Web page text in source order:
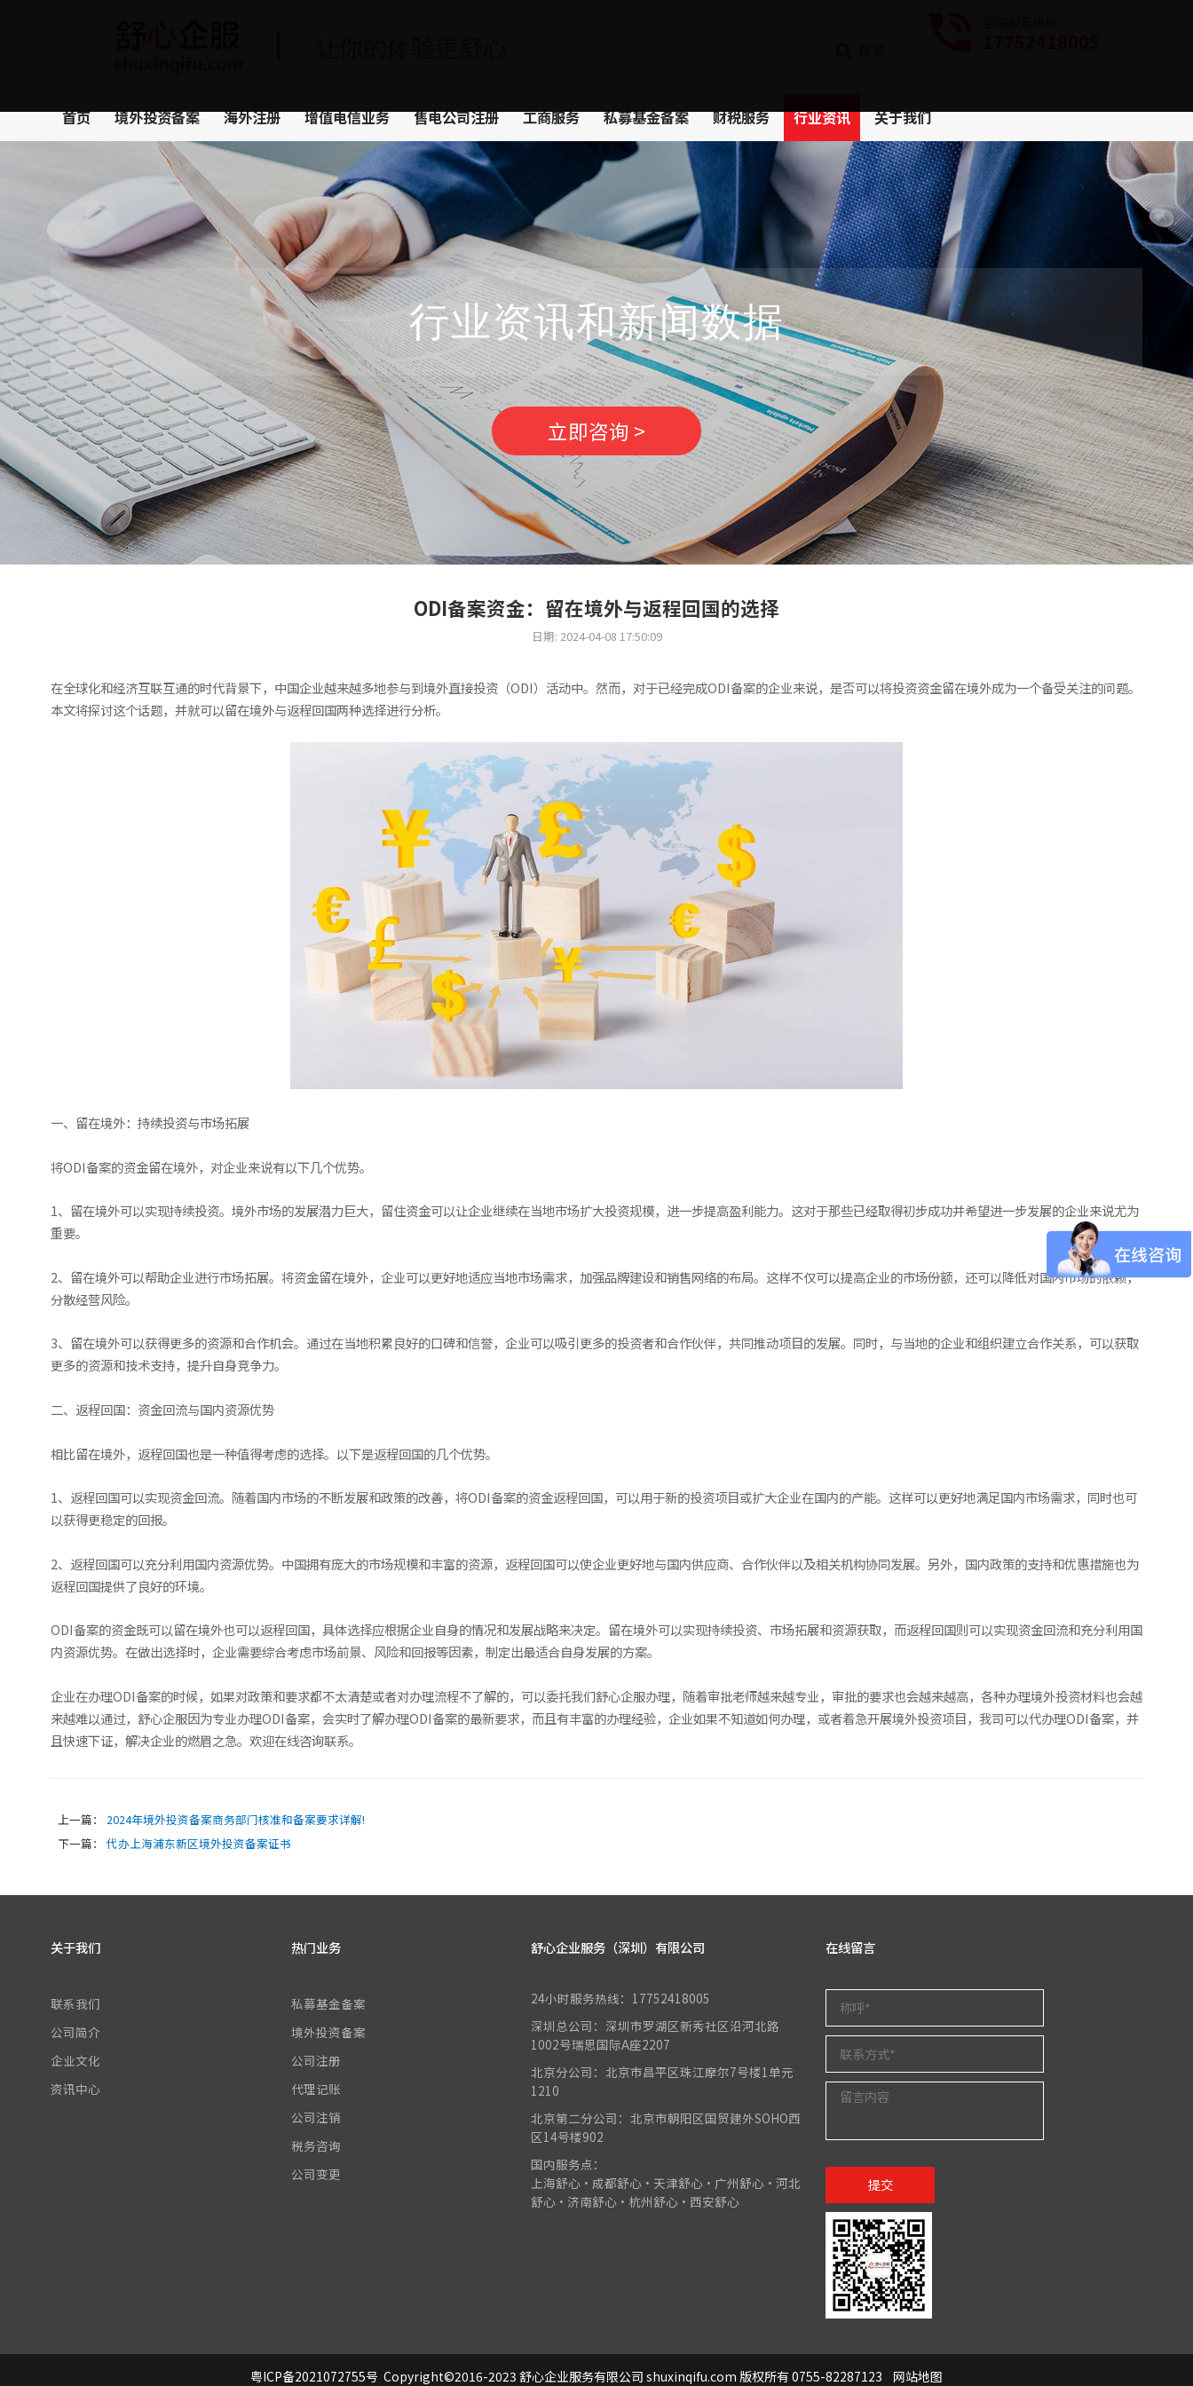
首页 境外投资备案 海外注册 增值电信业务 售电公司注册 工商服务 私募基金备案 财税服务 行业资讯 关于我们
行业资讯和新闻数据
立即咨询 >
ODI备案资金：留在境外与返程回国的选择
日期: 2024-04-08 17:50:09
在全球化和经济互联互通的时代背景下，中国企业越来越多地参与到境外直接投资（ODI）活动中。然而，对于已经完成ODI备案的企业来说，是否可以将投资资金留在境外成为一个备受关注的问题。
本文将探讨这个话题，并就可以留在境外与返程回国两种选择进行分析。
一、留在境外：持续投资与市场拓展
将ODI备案的资金留在境外，对企业来说有以下几个优势。
1、留在境外可以实现持续投资。境外市场的发展潜力巨大，留住资金可以让企业继续在当地市场扩大投资规模，进一步提高盈利能力。这对于那些已经取得初步成功并希望进一步发展的企业来说尤为
重要。
2、留在境外可以帮助企业进行市场拓展。将资金留在境外，企业可以更好地适应当地市场需求，加强品牌建设和销售网络的布局。这样不仅可以提高企业的市场份额，还可以降低对国内市场的依赖，
分散经营风险。
3、留在境外可以获得更多的资源和合作机会。通过在当地积累良好的口碑和信誉，企业可以吸引更多的投资者和合作伙伴，共同推动项目的发展。同时，与当地的企业和组织建立合作关系，可以获取
更多的资源和技术支持，提升自身竞争力。
二、返程回国：资金回流与国内资源优势
相比留在境外，返程回国也是一种值得考虑的选择。以下是返程回国的几个优势。
1、返程回国可以实现资金回流。随着国内市场的不断发展和政策的改善，将ODI备案的资金返程回国，可以用于新的投资项目或扩大企业在国内的产能。这样可以更好地满足国内市场需求，同时也可
以获得更稳定的回报。
2、返程回国可以充分利用国内资源优势。中国拥有庞大的市场规模和丰富的资源，返程回国可以使企业更好地与国内供应商、合作伙伴以及相关机构协同发展。另外，国内政策的支持和优惠措施也为
返程回国提供了良好的环境。
ODI备案的资金既可以留在境外也可以返程回国，具体选择应根据企业自身的情况和发展战略来决定。留在境外可以实现持续投资、市场拓展和资源获取，而返程回国则可以实现资金回流和充分利用国
内资源优势。在做出选择时，企业需要综合考虑市场前景、风险和回报等因素，制定出最适合自身发展的方案。
企业在办理ODI备案的时候，如果对政策和要求都不太清楚或者对办理流程不了解的，可以委托我们舒心企服办理，随着审批老师越来越专业，审批的要求也会越来越高，各种办理境外投资材料也会越
来越难以通过，舒心企服因为专业办理ODI备案，会实时了解办理ODI备案的最新要求，而且有丰富的办理经验，企业如果不知道如何办理，或者着急开展境外投资项目，我司可以代办理ODI备案，并
且快速下证，解决企业的燃眉之急。欢迎在线咨询联系。
上一篇：
2024年境外投资备案商务部门核准和备案要求详解!
下一篇：
代办上海浦东新区境外投资备案证书
关于我们
联系我们
公司简介
企业文化
资讯中心
热门业务
私募基金备案
境外投资备案
公司注册
代理记账
公司注销
税务咨询
公司变更
舒心企业服务（深圳）有限公司
24小时服务热线：17752418005
深圳总公司：深圳市罗湖区新秀社区沿河北路
1002号瑞思国际A座2207
北京分公司：北京市昌平区珠江摩尔7号楼1单元
1210
北京第二分公司：北京市朝阳区国贸建外SOHO西
区14号楼902
国内服务点：
上海舒心•成都舒心•天津舒心•广州舒心•河北
舒心•济南舒心•杭州舒心•西安舒心
在线留言
提交
粤ICP备2021072755号 Copyright©2016-2023 舒心企业服务有限公司 shuxinqifu.com 版权所有 0755-82287123 网站地图